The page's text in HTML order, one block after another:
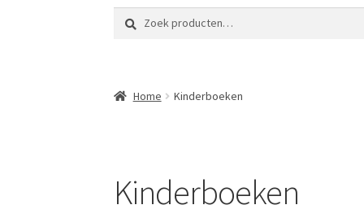
Zoeken
naar:
Zoeken
Home Kinderboeken
Kinderboeken